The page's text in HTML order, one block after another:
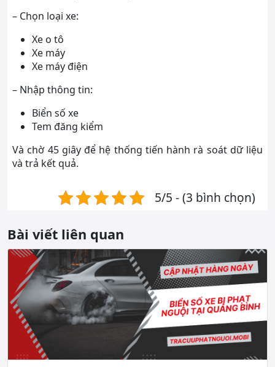
– Chọn loại xe:
Xe o tô
Xe máy
Xe máy điện
– Nhập thông tin:
Biển số xe
Tem đăng kiểm
Và chờ 45 giây để hệ thống tiến hành rà soát dữ liệu
và trả kết quả.
5/5 - (3 bình chọn)
Bài viết liên quan